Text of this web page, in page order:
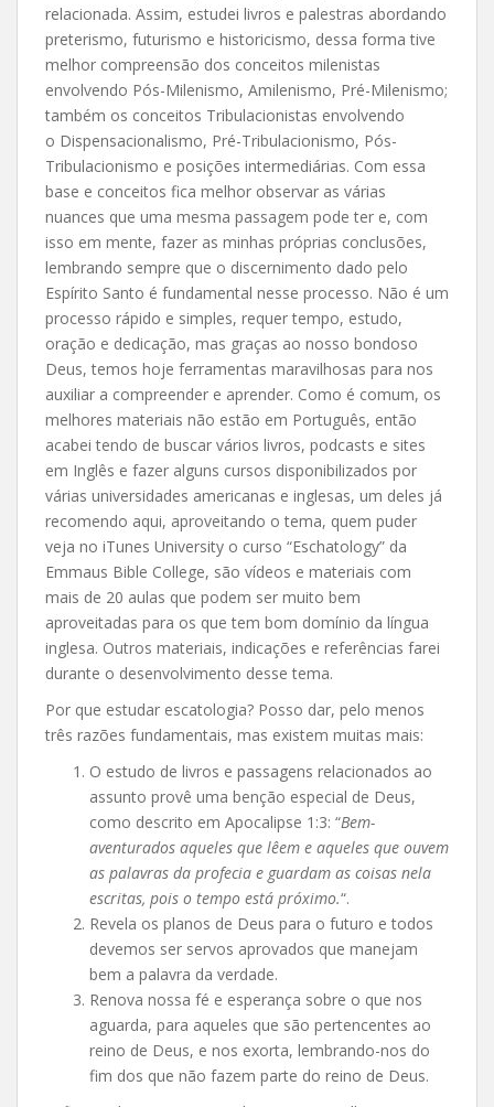
relacionada. Assim, estudei livros e palestras abordando
preterismo, futurismo e historicismo, dessa forma tive
melhor compreensão dos conceitos milenistas
envolvendo Pós-Milenismo, Amilenismo, Pré-Milenismo;
também os conceitos Tribulacionistas envolvendo
o Dispensacionalismo, Pré-Tribulacionismo, Pós-
Tribulacionismo e posições intermediárias. Com essa
base e conceitos fica melhor observar as várias
nuances que uma mesma passagem pode ter e, com
isso em mente, fazer as minhas próprias conclusões,
lembrando sempre que o discernimento dado pelo
Espírito Santo é fundamental nesse processo. Não é um
processo rápido e simples, requer tempo, estudo,
oração e dedicação, mas graças ao nosso bondoso
Deus, temos hoje ferramentas maravilhosas para nos
auxiliar a compreender e aprender. Como é comum, os
melhores materiais não estão em Português, então
acabei tendo de buscar vários livros, podcasts e sites
em Inglês e fazer alguns cursos disponibilizados por
várias universidades americanas e inglesas, um deles já
recomendo aqui, aproveitando o tema, quem puder
veja no iTunes University o curso “Eschatology” da
Emmaus Bible College, são vídeos e materiais com
mais de 20 aulas que podem ser muito bem
aproveitadas para os que tem bom domínio da língua
inglesa. Outros materiais, indicações e referências farei
durante o desenvolvimento desse tema.
Por que estudar escatologia? Posso dar, pelo menos
três razões fundamentais, mas existem muitas mais:
O estudo de livros e passagens relacionados ao
assunto provê uma benção especial de Deus,
como descrito em Apocalipse 1:3: “Bem-
aventurados aqueles que lêem e aqueles que ouvem
as palavras da profecia e guardam as coisas nela
escritas, pois o tempo está próximo.“.
Revela os planos de Deus para o futuro e todos
devemos ser servos aprovados que manejam
bem a palavra da verdade.
Renova nossa fé e esperança sobre o que nos
aguarda, para aqueles que são pertencentes ao
reino de Deus, e nos exorta, lembrando-nos do
fim dos que não fazem parte do reino de Deus.